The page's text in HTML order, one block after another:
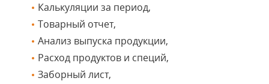
Калькуляции за период,
Товарный отчет,
Анализ выпуска продукции,
Расход продуктов и специй,
Заборный лист,